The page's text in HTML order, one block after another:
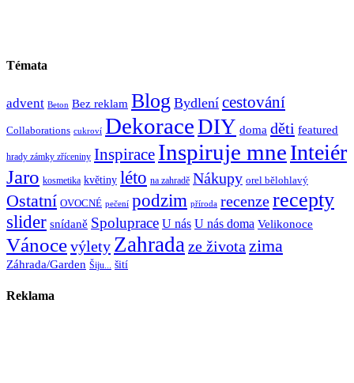
Témata
advent Beton Bez reklam Blog Bydlení cestování
Collaborations cukroví DekoraceDIY doma děti featured
hrady zámky zříceniny Inspirace Inspiruje mneInteiér
Jaro kosmetika květiny léto na zahradě Nákupy orel bělohlavý
Ostatní OVOCNÉ pečení podzim příroda recenzerecepty
slider snídaně Spoluprace U nás U nás doma Velikonoce
Vánocevýlety Zahradaze života zima
Záhrada/Garden Šiju... šití
Reklama